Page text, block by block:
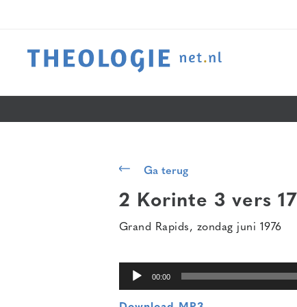
Ga terug
2 Korinte 3 vers 17
Grand Rapids, zondag juni 1976
00:00